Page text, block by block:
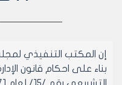
إن المكتب التنفيذي
بناء على احكام قانون